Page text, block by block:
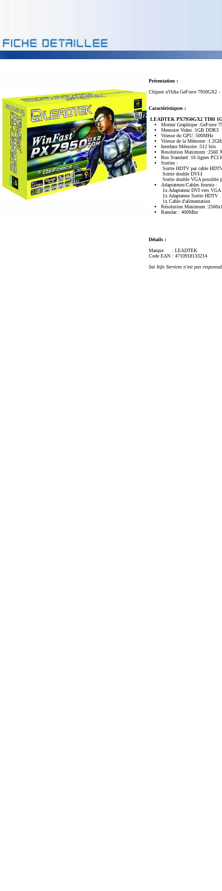
Présentation :
Chipset nVidia GeForce 7950GX2
Caractéristiques :
LEADTEK PX7950GX2 TDH
Moteur Graphique :GeForce
Memoire Video :1GB DDR3
Vitesse du GPU :500MHz
Vitesse de la Mémoire
Interface Mémoire :512 bits
Resolution Maximum :2560
Bus Standard :16 lignes PCI
Sorties :
Sortie HDTV par cable
Sortie double DVI-I
Sortie double VGA possible
Adaptateurs/Cables fournis :
1x Adaptateur DVI vers VGA
1x Adaptateur Sortie HDTV
1x Cable d'alimentation
Résolution Maximum
Ramdac : 400Mhz
Détails :
Marque
: LEADTEK
Code EAN : 4710918133214
Sat Info Services n’est pas